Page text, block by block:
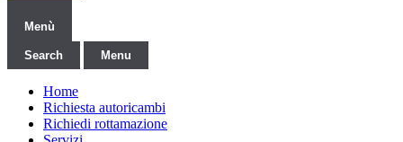
Menù
Search Menu
Home
Richiesta autoricambi
Richiedi rottamazione